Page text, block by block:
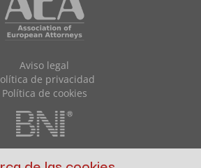
Aviso legal
de privacidad
Política de cookies